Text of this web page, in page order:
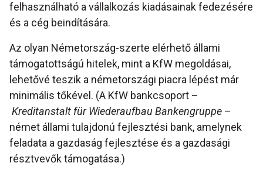
felhasználható a vállalkozás kiadásainak fedezésére
és a cég beindítására.
Az olyan Németország-szerte elérhető állami
támogatottságú hitelek, mint a KfW megoldásai,
lehetővé teszik a németországi piacra lépést már
minimális tőkével. (A KfW bankcsoport –
Kreditanstalt für Wiederaufbau Bankengruppe –
német állami tulajdonú fejlesztési bank, amelynek
feladata a gazdaság fejlesztése és a gazdasági
résztvevők támogatása.)